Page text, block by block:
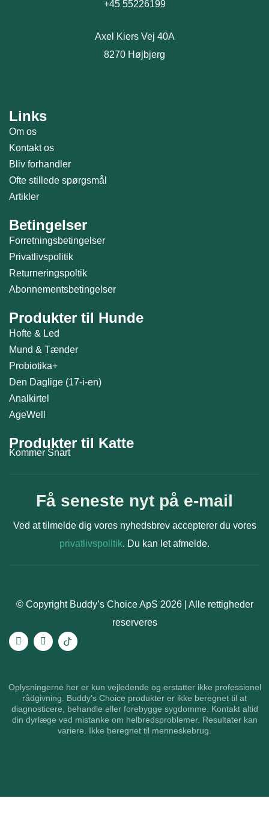
+45 55226199
Axel Kiers Vej 40A
8270 Højbjerg
Links
Om os
Kontakt os
Bliv forhandler
Ofte stillede spørgsmål
Artikler
Betingelser
Forretningsbetingelser
Privatlivspolitik
Returneringspoltik
Abonnementsbetingelser
Produkter til Hunde
Hofte & Led
Mund & Tænder
Probiotika+
Den Daglige (17-i-en)
Analkirtel
AgeWell
Produkter til Katte
Kommer Snart
Få seneste nyt på e-mail
Ved at tilmelde dig vores nyhedsbrev accepterer du vores
privatlivspolitik. Du kan let afmelde.
© Copyright Buddy’s Choice ApS 2026 | Alle rettigheder
reserveres
Oplysningerne her er kun vejledende og erstatter ikke professionel
rådgivning. Buddy’s Choice produkter er ikke beregnet til at
diagnosticere, behandle eller forebygge sygdomme. Kontakt altid
din dyrlæge ved mistanke om helbredsproblemer. Resultater kan
variere. Ikke beregnet til menneskebrug.